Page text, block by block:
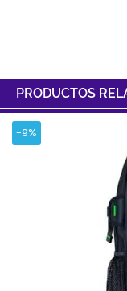
PRODUCTOS
-9%